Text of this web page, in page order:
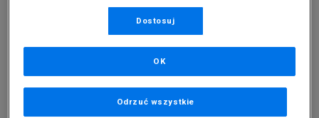
PRODUKT NIEDOSTĘPNY
Jeśli artykuł będzie ponownie dostępny, otrzymasz od nas
Wybierz rozmiar
Dostosuj
Odrzuć wszystkie
OK